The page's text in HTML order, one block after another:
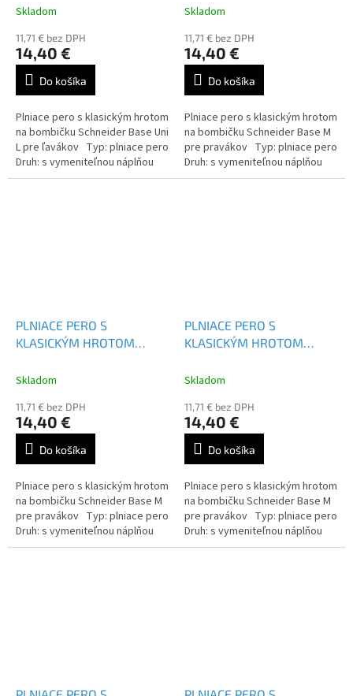
160401
Skladom
11,71 € bez DPH
14,40 €
Do košíka
Plniace pero s klasickým hrotom
na bombičku Schneider Base Uni
L pre ľavákov Typ: plniace pero
Druh: s vymeniteľnou náplňou
Farba náplne: modrá
160223
Skladom
11,71 € bez DPH
14,40 €
Do košíka
Plniace pero s klasickým hrotom
na bombičku Schneider Base M
pre pravákov Typ: plniace pero
Druh: s vymeniteľnou náplňou
Farba náplne: modrá
PLNIACE PERO S
KLASICKÝM HROTOM
160223
Skladom
11,71 € bez DPH
14,40 €
Do košíka
Plniace pero s klasickým hrotom
na bombičku Schneider Base M
pre pravákov Typ: plniace pero
Druh: s vymeniteľnou náplňou
Farba náplne: modrá
PLNIACE PERO S
KLASICKÝM HROTOM
160223
Skladom
11,71 € bez DPH
14,40 €
Do košíka
Plniace pero s klasickým hrotom
na bombičku Schneider Base M
pre pravákov Typ: plniace pero
Druh: s vymeniteľnou náplňou
Farba náplne: modrá